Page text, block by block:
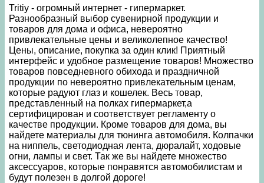
Tritiy - огромный интернет - гипермаркет.
Разнообразный выбор сувенирной продукции и
товаров для дома и офиса, невероятно
привлекательные цены и великолепное качество!
Цены, описание, покупка за один клик! Приятный
интерфейс и удобное размещение товаров! Множество
товаров повседневного обихода и праздничной
продукции по невероятно привлекательным ценам,
которые радуют глаз и кошелек. Весь товар,
представленный на полках гипермаркет,а
сертифицирован и соответствует регламенту о
качестве продукции. Кроме товаров для дома, вы
найдете материалы для тюнинга автомобиля. Колпачки
на ниппель, светодиодная лента, дюралайт, ходовые
огни, лампы и свет. Так же вы найдете множество
аксессуаров, которые понравятся автомобилистам и
будут полезен в долгой дороге!